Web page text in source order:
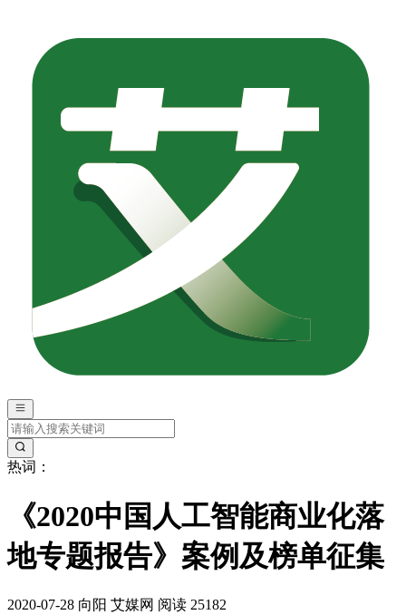
热词：
《2020中国人工智能商业化落
地专题报告》案例及榜单征集
2020-07-28 向阳 艾媒网 阅读 25182